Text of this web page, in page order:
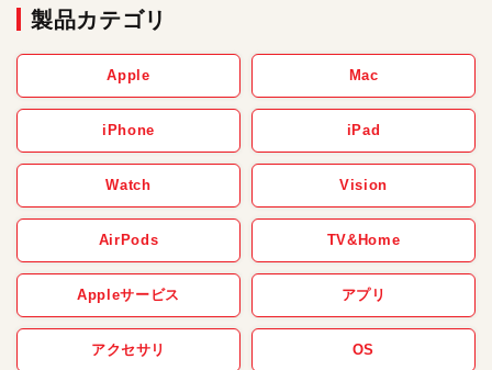
製品カテゴリ
Apple Mac
iPhone iPad
Watch Vision
AirPods TV&Home
Appleサービス アプリ
アクセサリ OS